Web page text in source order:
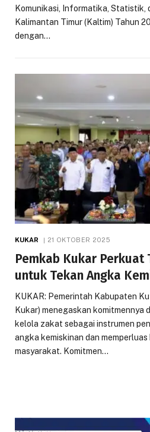
Komunikasi, Informatika, Statistik,
Kalimantan Timur (Kaltim) Tahun
dengan…
KUKAR 21 OKTOBER 2025
Pemkab Kukar
untuk Tekan Angka
KUKAR: Pemerintah Kabupaten
Kukar) menegaskan komitmennya
kelola zakat sebagai instrumen
angka kemiskinan dan
masyarakat. Komitmen…